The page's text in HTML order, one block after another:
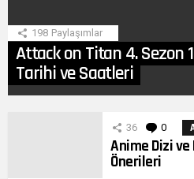
198 Paylaşımlar
Attack on Titan 4. Sezon
Tarihi ve Saatleri
36 0
Anime Dizi
Önerileri